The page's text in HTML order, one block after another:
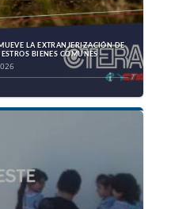
LA EXTRANJERIZACIÓN DE
BIENES COMUNES